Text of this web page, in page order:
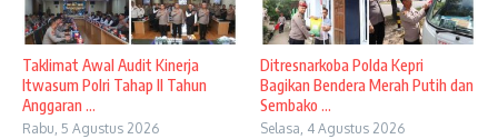
Taklimat Awal Audit Kinerja
Itwasum Polri Tahap II Tahun
Anggaran ...
Rabu, 5 Agustus 2026
Ditresnarkoba Polda Kepri
Bagikan Bendera Merah Putih dan
Sembako ...
Selasa, 4 Agustus 2026